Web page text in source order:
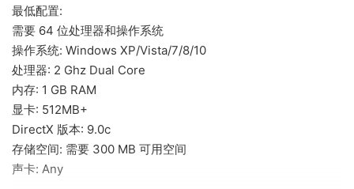
最低配置:
需要 64 位处理器和操作系统
操作系统: Windows XP/Vista/7/8/10
处理器: 2 Ghz Dual Core
内存: 1 GB RAM
显卡: 512MB+
DirectX 版本: 9.0c
存储空间: 需要 300 MB 可用空间
声卡: Any